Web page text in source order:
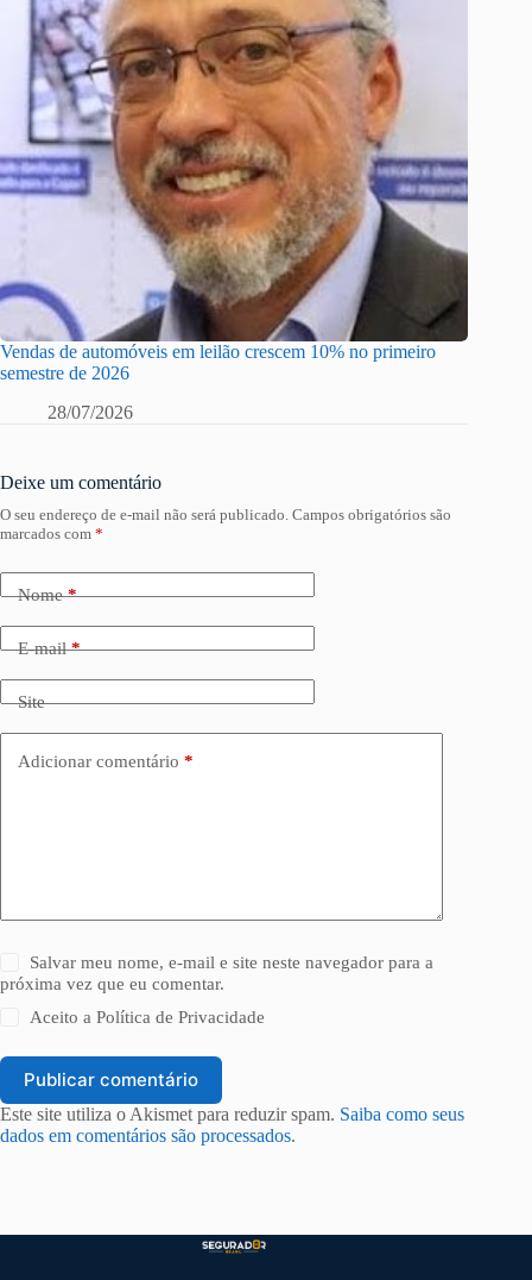
Vendas de automóveis em leilão crescem 10% no primeiro
semestre de 2026
28/07/2026
Deixe um comentário
O seu endereço de e-mail não será publicado. Campos obrigatórios são
marcados com *
Nome*
E-mail*
Site
Adicionar comentário *
Salvar meu nome, e-mail e site neste navegador para a
próxima vez que eu comentar.
Aceito aPolítica de Privacidade
Publicar comentário
Este site utiliza o Akismet para reduzir spam. Saiba como seus
dados em comentários são processados.